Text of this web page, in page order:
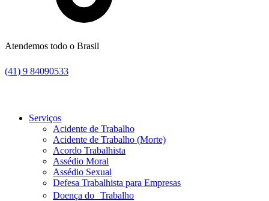
Atendemos todo o Brasil
(41) 9 84090533
Serviços
Acidente de Trabalho
Acidente de Trabalho (Morte)
Acordo Trabalhista
Assédio Moral
Assédio Sexual
Defesa Trabalhista para Empresas
Doença do Trabalho